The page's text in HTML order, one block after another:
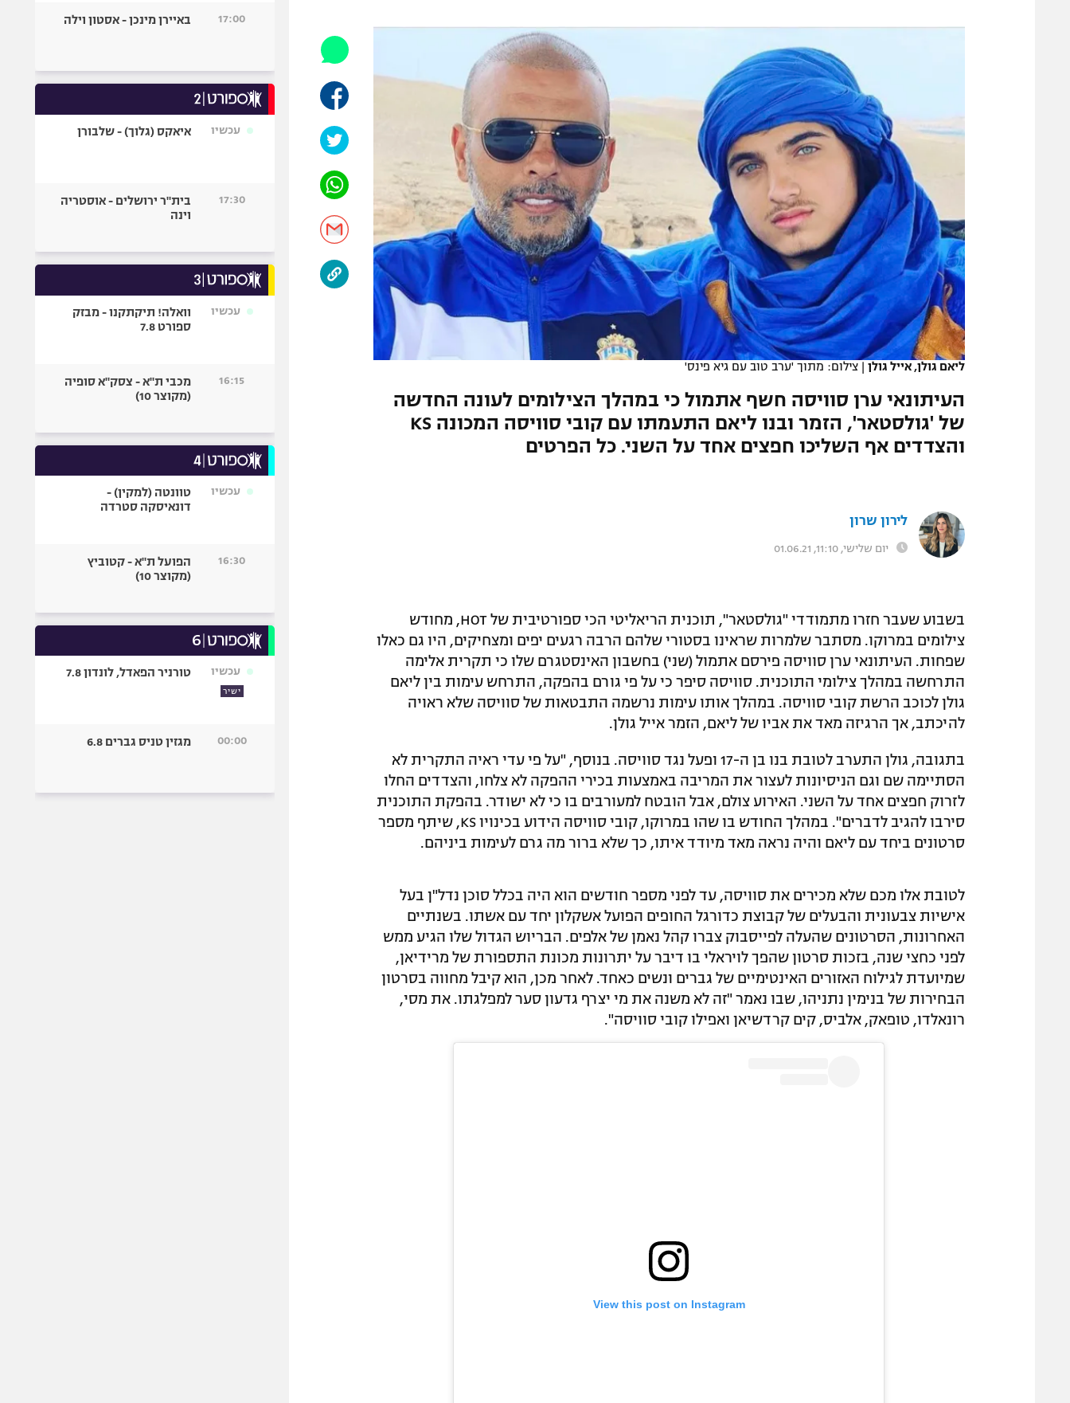
תקנון משתתפים וזוכים בפרסים
תקנון עבור פעילות אלקטרה
תקנון עבור פעילות ספורט 1 – "מרלן"
תנאי שימוש
מדיניות פרטיות
תקנון פעילות ספורט 1
רשיון להקרנה פומבית לבית עסק
הצטרפות לחבילת הערוצים
לוח דרושים – ג'ובנט
תגיות
המגזין
הפועל תל אביב
הפועל באר שבע
מכבי נתניה
בני יהודה
ליגה סינית
ליגה ברזילאית
ליגות נוספות
אופניים
כדורמים
פוטבול אמריקאי NFL
בייסבול MLB
גיימינג E-Sports
ליאם גולן, אייל גולן | צילום: מתוך 'ערב טוב עם גיא פינס'
העיתונאי ערן סוויסה חשף אתמול כי במהלך הצילומים לעונה החדשה
של 'גולסטאר', הזמר ובנו ליאם התעמתו עם קובי סוויסה המכונה KS
והצדדים אף השליכו חפצים אחד על השני. כל הפרטים
לירון שרון
יום שלישי, 11:10, 01.06.21
בשבוע שעבר חזרו מתמודדי "גולסטאר", תוכנית הריאליטי הכי ספורטיבית של HOT, מחודש
צילומים במרוקו. מסתבר שלמרות שראינו בסטורי שלהם הרבה רגעים יפים ומצחיקים, היו גם כאלו
שפחות. העיתונאי ערן סוויסה פירסם אתמול (שני) בחשבון האינסטגרם שלו כי תקרית אלימה
התרחשה במהלך צילומי התוכנית. סוויסה סיפר כי על פי גורם בהפקה, התרחש עימות בין ליאם
גולן לכוכב הרשת קובי סוויסה. במהלך אותו עימות נרשמה התבטאות של סוויסה שלא ראויה
להיכתב, אך הרגיזה מאד את אביו של ליאם, הזמר אייל גולן.
בתגובה, גולן התערב לטובת בנו בן ה-17 ופעל נגד סוויסה. בנוסף, "על פי עדי ראיה התקרית לא
הסתיימה שם וגם הניסיונות לעצור את המריבה באמצעות בכירי ההפקה לא צלחו, והצדדים החלו
לזרוק חפצים אחד על השני. האירוע צולם, אבל הובטח למעורבים בו כי לא ישודר. בהפקת התוכנית
סירבו להגיב לדברים". במהלך החודש בו שהו במרוקו, קובי סוויסה הידוע בכינויו KS, שיתף מספר
סרטונים ביחד עם ליאם והיה נראה מאד מיודד איתו, כך שלא ברור מה גרם לעימות ביניהם.
לטובת אלו מכם שלא מכירים את סוויסה, עד לפני מספר חודשים הוא היה בכלל סוכן נדל"ן בעל
אישיות צבעונית והבעלים של קבוצת כדורגל החופים הפועל אשקלון יחד עם אשתו. בשנתיים
האחרונות, הסרטונים שהעלה לפייסבוק צברו קהל נאמן של אלפים. הבריוש הגדול שלו הגיע ממש
לפני כחצי שנה, בזכות סרטון שהפך לויראלי בו דיבר על יתרונות מכונת התספורת של מרידיאן,
שמיועדת לגילוח האזורים האינטימיים של גברים ונשים כאחד. לאחר מכן, הוא קיבל מחווה בסרטון
הבחירות של בנימין נתניהו, שבו נאמר "זה לא משנה את מי יצרף גדעון סער למפלגתו. את מסי,
רונאלדו, טופאק, אלביס, קים קרדשיאן ואפילו קובי סוויסה".
View this post on Instagram
17:00 באיירן מינכן - אסטון וילה
עכשיו איאקס (גלוך) - שלבורן
17:30
בית"ר ירושלים - אוסטריה
וינה
עכשיו
וואלה! תיקתקנו - מבזק
ספורט 7.8
16:15
מכבי ת"א - צסק"א סופיה
(מקוצר 10)
עכשיו
טוונטה (למקין) -
דונאיסקה סטרדה
16:30
הפועל ת"א - קטוביץ
(מקוצר 10)
עכשיו
ישיר
טורניר הפאדל, לונדון 7.8
00:00 מגזין טניס גברים 6.8